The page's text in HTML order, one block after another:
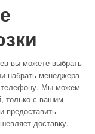
вы можете выбрать
набрать менеджера
телефону. Мы можем
только с вашим
предоставить
доставку.